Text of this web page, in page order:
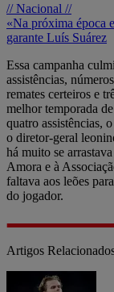
// Nacional //
«Na próxima época
garante Luís Suárez
Essa campanha
assistências,
remates certeiros e
melhor temporada
quatro assistências,
o diretor-geral
há muito se
Amora e à
faltava aos leões
do jogador.
Artigos